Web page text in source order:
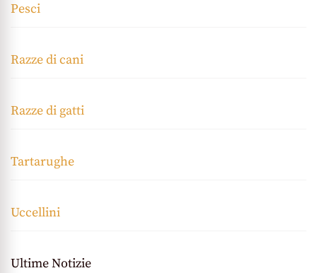
Pesci
Razze di cani
Razze di gatti
Tartarughe
Uccellini
Ultime Notizie